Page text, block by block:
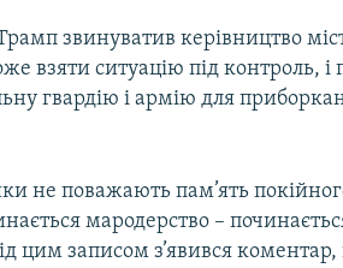
звинуватив керівництво
взяти ситуацію під контроль, і
гвардію і армію для
не поважають пам’ять
мародерство –
цим записом з’явився